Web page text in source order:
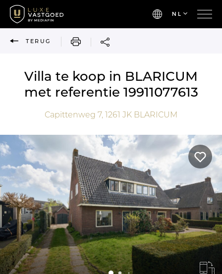
NL
TERUG AFDRUKKEN
Villa te koop in BLARICUM
met referentie 19911077613
Capittenweg 7, 1261 JK BLARICUM